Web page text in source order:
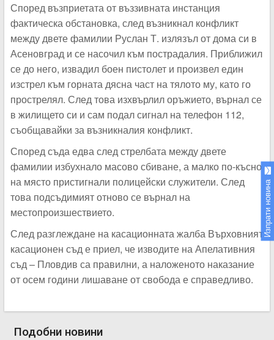
Според възприетата от въззивната инстанция
фактическа обстановка, след възникнал конфликт
между двете фамилии Руслан Т. излязъл от дома си в
Асеновград и се насочил към пострадалия. Приближил
се до него, извадил боен пистолет и произвел един
изстрел към горната дясна част на тялото му, като го
прострелял. След това изхвърлил оръжието, върнал се
в жилището си и сам подал сигнал на телефон 112,
съобщавайки за възникналия конфликт.
Според съда едва след стрелбата между двете
фамилии избухнало масово сбиване, а малко по-късно
на място пристигнали полицейски служители. След
това подсъдимият отново се върнал на
местопроизшествието.
След разглеждане на касационната жалба Върховният
касационен съд е приел, че изводите на Апелативния
съд – Пловдив са правилни, а наложеното наказание
от осем години лишаване от свобода е справедливо.
Подобни новини
Изпрати новина